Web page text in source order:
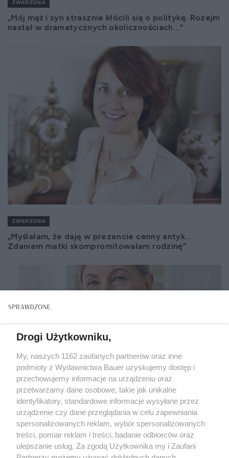
ZWIERZENIA
„Mój mąż i syn strasznie kłócili się o politykę. Rozejm
nastał w dramatycznych okolicznościach...”
ZWIERZENIA
„Myślałam, że daję w prezencie cenny antyk...
Zdaniem matki skompromitowałam rodzinę”
ZWIERZENIA
„Gorzki dżem z mirabelek odmienił moje życie. Nie
Drogi Użytkowniku,
My, naszych 1162 zaufanych partnerów oraz inne
podmioty z Wydawnictwa Bauer uzyskujemy dostęp i
przechowujemy informacje na urządzeniu oraz
przetwarzamy dane osobowe, takie jak unikalne
identyfikatory, standardowe informacje wysyłane przez
urządzenie czy dane przeglądania w celu zapewniania
spersonalizowanych reklam, wybór spersonalizowanych
treści, pomiar reklam i treści, badanie odbiorców oraz
ulepszanie usług. Za zgodą Użytkownika my i Zaufani